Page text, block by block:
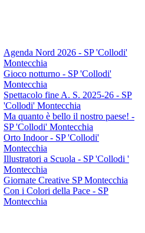
Agenda Nord 2026 - SP 'Collodi'
Montecchia
Gioco notturno - SP 'Collodi'
Montecchia
Spettacolo fine A. S. 2025-26 - SP
'Collodi' Montecchia
Ma quanto è bello il nostro paese! -
SP 'Collodi' Montecchia
Orto Indoor - SP 'Collodi'
Montecchia
Illustratori a Scuola - SP 'Collodi '
Montecchia
Giornate Creative SP Montecchia
Con i Colori della Pace - SP
Montecchia